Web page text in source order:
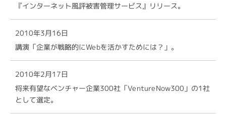
『インターネット風評被害管理サービス』リリース。
2010年3月16日
講演「企業が戦略的にWebを活かすためには？」。
2010年2月17日
将来有望なベンチャー企業300社「VentureNow300」の1社
として選定。